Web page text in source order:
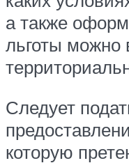
а также
льготы
Следует
которую